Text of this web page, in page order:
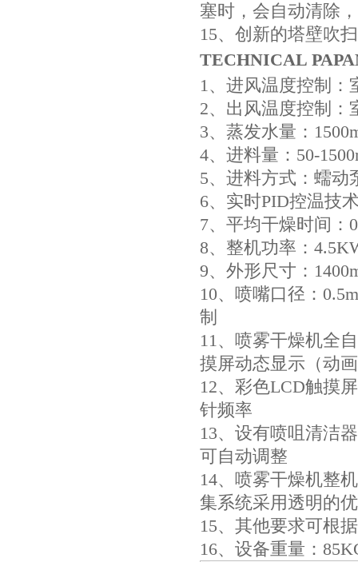
塞时，会自动清除
15、创新的塔壁吹
TECHNICAL
1、进风温度控制：
2、出风温度控制：
3、蒸发水量：
4、进料量：50-
5、进料方式：蠕动
6、实时PID控温技
7、平均干燥时间：
8、整机功率：
9、外形尺寸：
10、喷嘴口径：
制
11、喷雾干燥机全
摸屏动态显示（动
12、彩色LCD触摸
针频率
13、设有喷咀清洁
可自动调整
14、喷雾干燥机整
集系统采用透明的
15、其他要求可根
16、设备重量：